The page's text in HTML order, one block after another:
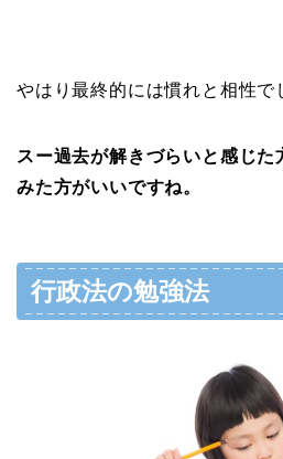
やはり最終的には慣れと相性で
スー過去が解きづらいと感じた
みた方がいいですね。
行政法の勉強法